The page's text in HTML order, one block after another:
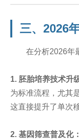
三、2026
在分析2026年
1. 胚胎培养技术升
为标准流程，尤其
这直接提升了单次
2. 基因筛查普及化：